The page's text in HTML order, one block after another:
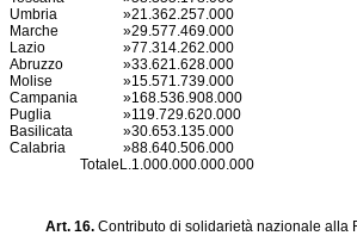
Umbria
»21.362.257.000
Marche
»29.577.469.000
Lazio
»77.314.262.000
Abruzzo
»33.621.628.000
Molise
»15.571.739.000
Campania
»168.536.908.000
Puglia
»119.729.620.000
Basilicata
»30.653.135.000
Calabria
»88.640.506.000
Totale L.1.000.000.000.000
Art. 16. Contributo di solidarietà nazionale alla